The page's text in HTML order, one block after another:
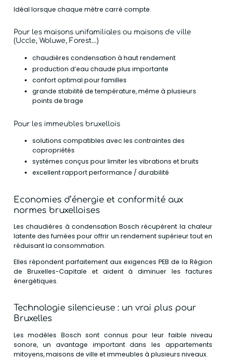
Idéal lorsque chaque mètre carré compte.
Pour les maisons unifamiliales ou maisons de ville
(Uccle, Woluwe, Forest…)
chaudières condensation à haut rendement
production d’eau chaude plus importante
confort optimal pour familles
grande stabilité de température, même à plusieurs
points de tirage
Pour les immeubles bruxellois
solutions compatibles avec les contraintes des
copropriétés
systèmes conçus pour limiter les vibrations et bruits
excellent rapport performance / durabilité
Economies d’énergie et conformité aux
normes bruxelloises
Les chaudières à condensation Bosch récupèrent la chaleur
latente des fumées pour offrir un rendement supérieur tout en
réduisant la consommation.
Elles répondent parfaitement aux exigences PEB de la Région
de Bruxelles-Capitale et aident à diminuer les factures
énergétiques.
Technologie silencieuse : un vrai plus pour
Bruxelles
Les modèles Bosch sont connus pour leur faible niveau
sonore, un avantage important dans les appartements
mitoyens, maisons de ville et immeubles à plusieurs niveaux.